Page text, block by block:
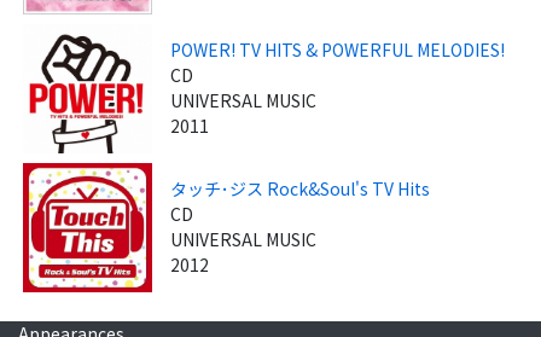
POWER! TV HITS & POWERFUL MELODIES!
CD
UNIVERSAL MUSIC
2011
タッチ･ジス Rock&Soul's TV Hits
CD
UNIVERSAL MUSIC
2012